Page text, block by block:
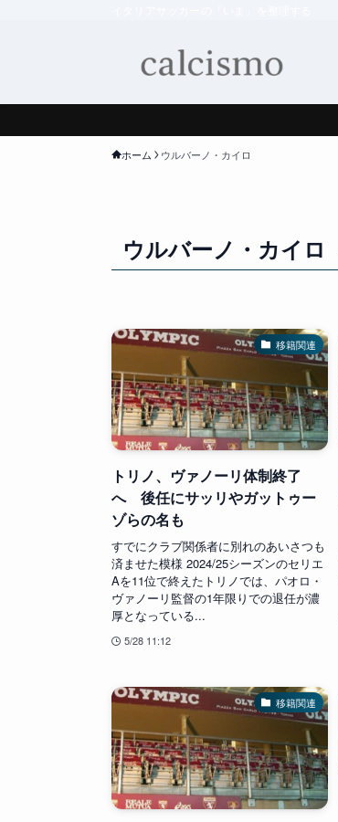
ホーム ウルバーノ・カイロ
ウルバーノ・カイロ
移籍関連
トリノ、ヴァノーリ体制終了
へ 後任にサッリやガットゥー
ゾらの名も
すでにクラブ関係者に別れのあいさつも
済ませた模様 2024/25シーズンのセリエ
Aを11位で終えたトリノでは、パオロ・
ヴァノーリ監督の1年限りでの退任が濃
厚となっている...
5/28 11:12
移籍関連